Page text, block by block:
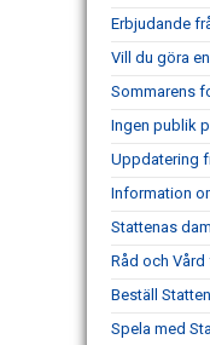
Erbjudande
Vill du göra
Sommarens
Ingen publik
Uppdatering
Information
Stattenas
Råd och
Beställ
Spela med